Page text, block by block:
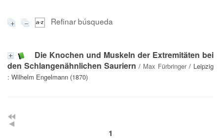
Refinar búsqueda
Die Knochen und Muskeln der Extremitäten bei
den Schlangenähnlichen Sauriern / Max Fürbringer/ Leipzig
: Wilhelm Engelmann (1870)
1